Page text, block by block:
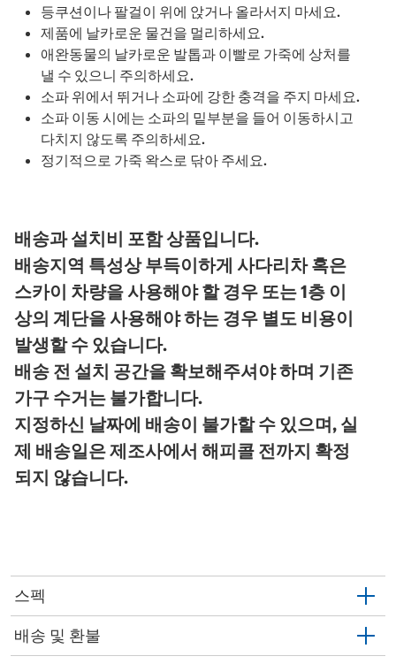
등쿠션이나 팔걸이 위에 앉거나 올라서지 마세요.
제품에 날카로운 물건을 멀리하세요.
애완동물의 날카로운 발톱과 이빨로 가죽에 상처를
낼 수 있으니 주의하세요.
소파 위에서 뛰거나 소파에 강한 충격을 주지 마세요.
소파 이동 시에는 소파의 밑부분을 들어 이동하시고
다치지 않도록 주의하세요.
정기적으로 가죽 왁스로 닦아 주세요.
배송과 설치비 포함 상품입니다.
배송지역 특성상 부득이하게 사다리차 혹은
스카이 차량을 사용해야 할 경우 또는 1층 이
상의 계단을 사용해야 하는 경우 별도 비용이
발생할 수 있습니다.
배송 전 설치 공간을 확보해주셔야 하며 기존
가구 수거는 불가합니다.
지정하신 날짜에 배송이 불가할 수 있으며, 실
제 배송일은 제조사에서 해피콜 전까지 확정
되지 않습니다.
스펙
배송 및 환불